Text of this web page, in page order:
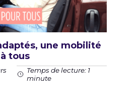
une mobilité
tous
Temps de lecture: 1
minute